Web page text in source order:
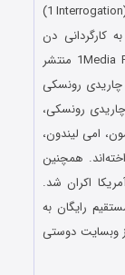
i
Interrogation)
به کارگردانی دن
هیویت اونز است که توسط کمپانی 1Media Productions منتشر
چاریدی رونسکی
رونسکی،
امی لیندون،
همچنین
بار در تاریخ ۲۵ ژوئن ۲۰۲۰ در آمریکا اکران شد.
رایگان به
وبسایت دوستی